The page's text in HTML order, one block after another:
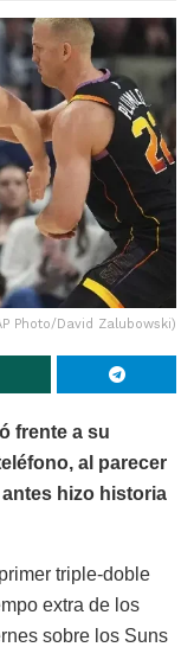
Photo/David Zalubowski)
frente a su
al parecer
hizo historia
triple-doble
extra de los
sobre los Suns